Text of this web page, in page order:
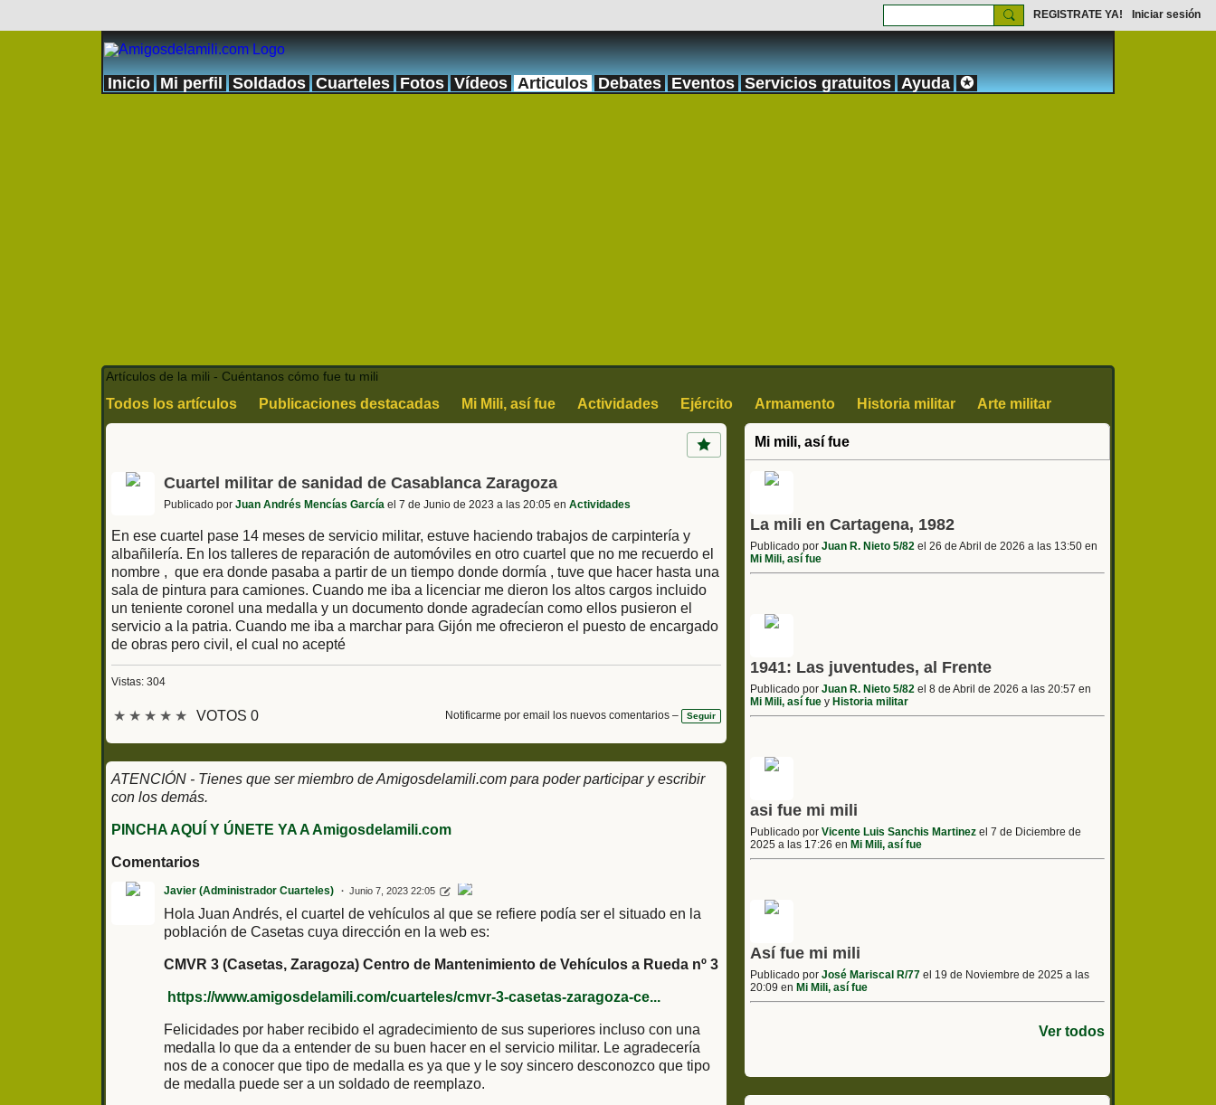
REGISTRATE YA! Iniciar sesión
Inicio Mi perfil Soldados Cuarteles Fotos Vídeos Articulos Debates Eventos Servicios gratuitos Ayuda ✪
Artículos de la mili - Cuéntanos cómo fue tu mili
Todos los artículos Publicaciones destacadas Mi Mili, así fue Actividades Ejército Armamento Historia militar
Arte militar
Compra y venta
Cuartel militar de sanidad de Casablanca Zaragoza
Publicado por Juan Andrés Mencías García el 7 de Junio de 2023 a las 20:05 en Actividades
En ese cuartel pase 14 meses de servicio militar, estuve haciendo trabajos de carpintería y
albañilería. En los talleres de reparación de automóviles en otro cuartel que no me recuerdo el
nombre , que era donde pasaba a partir de un tiempo donde dormía , tuve que hacer hasta una
sala de pintura para camiones. Cuando me iba a licenciar me dieron los altos cargos incluido
un teniente coronel una medalla y un documento donde agradecían como ellos pusieron el
servicio a la patria. Cuando me iba a marchar para Gijón me ofrecieron el puesto de encargado
de obras pero civil, el cual no acepté
Vistas: 304
★ ★ ★ ★ ★ VOTOS 0 Notificarme por email los nuevos comentarios – Seguir
ATENCIÓN - Tienes que ser miembro de Amigosdelamili.com para poder participar y escribir
con los demás.
PINCHA AQUÍ Y ÚNETE YA A Amigosdelamili.com
Comentarios
Javier (Administrador Cuarteles) Junio 7, 2023 22:05
Hola Juan Andrés, el cuartel de vehículos al que se refiere podía ser el situado en la
población de Casetas cuya dirección en la web es:
CMVR 3 (Casetas, Zaragoza) Centro de Mantenimiento de Vehículos a Rueda nº 3
https://www.amigosdelamili.com/cuarteles/cmvr-3-casetas-zaragoza-ce...
Felicidades por haber recibido el agradecimiento de sus superiores incluso con una
medalla lo que da a entender de su buen hacer en el servicio militar. Le agradecería
nos de a conocer que tipo de medalla es ya que y le soy sincero desconozco que tipo
de medalla puede ser a un soldado de reemplazo.
Mi mili, así fue
La mili en Cartagena, 1982
Publicado porJuan R. Nieto 5/82 el 26 de Abril de 2026 a las 13:50 en
Mi Mili, así fue
1941: Las juventudes, al Frente
Publicado porJuan R. Nieto 5/82 el 8 de Abril de 2026 a las 20:57 en
Mi Mili, así fue y Historia militar
asi fue mi mili
Publicado porVicente Luis Sanchis Martinez el 7 de Diciembre de
2025 a las 17:26 en Mi Mili, así fue
Así fue mi mili
Publicado porJosé Mariscal R/77 el 19 de Noviembre de 2025 a las
20:09 en Mi Mili, así fue
Ver todos